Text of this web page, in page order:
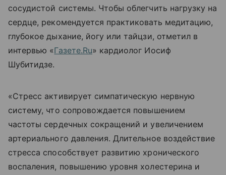
сосудистой системы. Чтобы облегчить нагрузку на
сердце, рекомендуется практиковать медитацию,
глубокое дыхание, йогу или тайцзи, отметил в
интервью «Газете.Ru» кардиолог Иосиф
Шубитидзе.
«Стресс активирует симпатическую нервную
систему, что сопровождается повышением
частоты сердечных сокращений и увеличением
артериального давления. Длительное воздействие
стресса способствует развитию хронического
воспаления, повышению уровня холестерина и